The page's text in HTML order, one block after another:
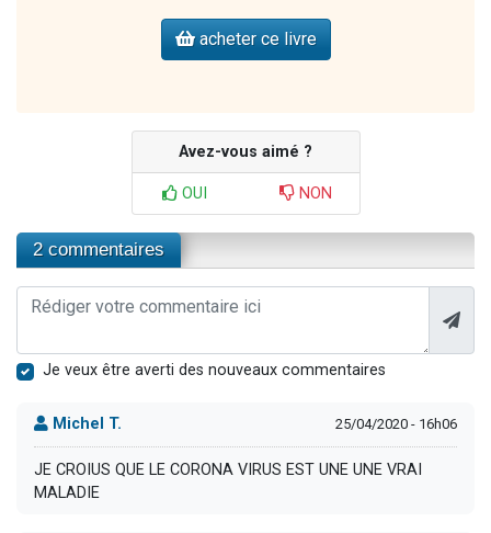
acheter ce livre
Avez-vous aimé ?
OUI NON
2 commentaires
Je veux être averti des nouveaux commentaires
Michel T. 25/04/2020 - 16h06
JE CROIUS QUE LE CORONA VIRUS EST UNE UNE VRAI
MALADIE